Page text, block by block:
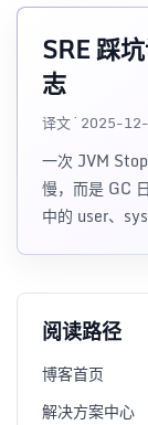
SRE 踩
志
译文 · 2025-
一次 JVM
慢，而是 GC
中的 user、
阅读路径
博客首页
解决方案中心